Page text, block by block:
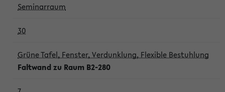
Seminarraum
30
Grüne Tafel, Fenster, Verdunklung, Flexible Bestuhlung
Faltwand zu Raum B2-280